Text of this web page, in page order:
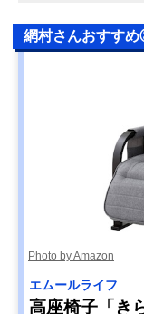
網村さんおすす
Photo by Amazon
エムールライフ
高座椅子「き